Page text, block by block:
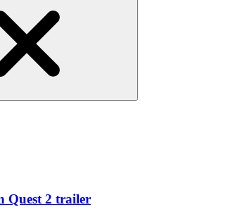
Quest 2 trailer